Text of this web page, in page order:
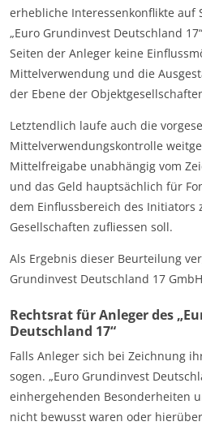
erhebliche Interessenkonflikte auf
„Euro Grundinvest Deutschland
Seiten der Anleger keine
Mittelverwendung und die
der Ebene der
Letztendlich laufe auch die
Mittelverwendungskontrolle
Mittelfreigabe unabhängig vom
und das Geld hauptsächlich für
dem Einflussbereich des Initiators
Gesellschaften zufliessen soll.
Als Ergebnis dieser Beurteilung
Grundinvest Deutschland 17
Rechtsrat für Anleger des
Deutschland 17“
Falls Anleger sich bei Zeichnung
sogen. „Euro Grundinvest
einhergehenden Besonderheiten
nicht bewusst waren oder